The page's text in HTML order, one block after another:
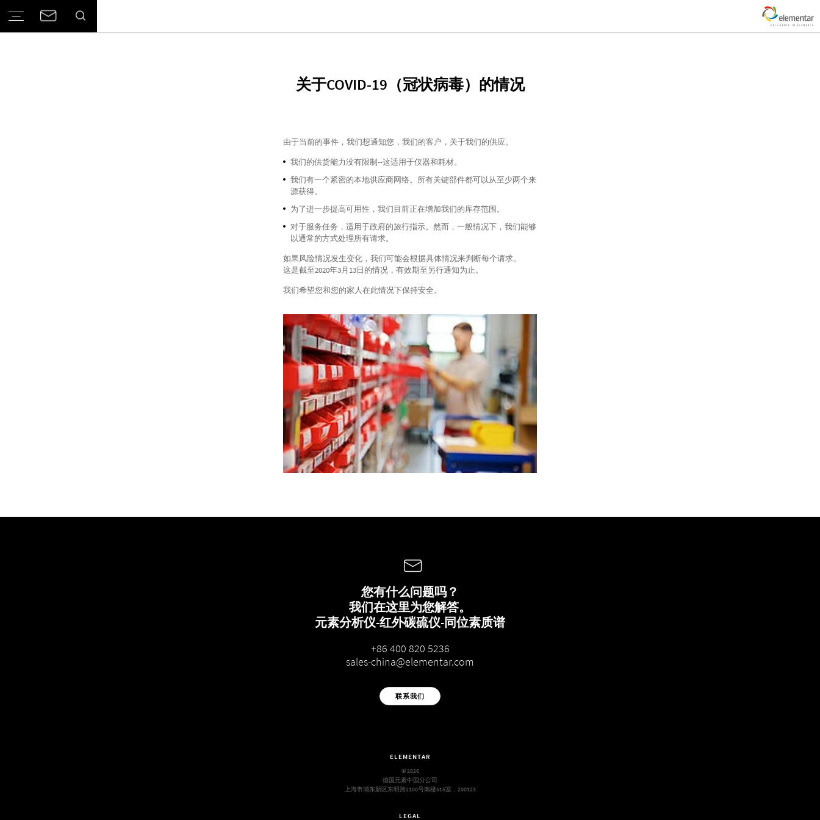
关于COVID-19（冠状病毒）的情况
由于当前的事件，我们想通知您，我们的客户，关于我们的供应。
我们的供货能力没有限制--这适用于仪器和耗材。
我们有一个紧密的本地供应商网络。所有关键部件都可以从至少两个来
源获得。
为了进一步提高可用性，我们目前正在增加我们的库存范围。
对于服务任务，适用于政府的旅行指示。然而，一般情况下，我们能够
以通常的方式处理所有请求。
如果风险情况发生变化，我们可能会根据具体情况来判断每个请求。
这是截至2020年3月13日的情况，有效期至另行通知为止。
我们希望您和您的家人在此情况下保持安全。
您有什么问题吗？
我们在这里为您解答。
元素分析仪-红外碳硫仪-同位素质谱
+86 400 820 5236
sales-china@elementar.com
联系我们
ELEMENTAR
© 2026
德国元素中国分公司
上海市浦东新区东明路2100号南楼515室，200123
LEGAL